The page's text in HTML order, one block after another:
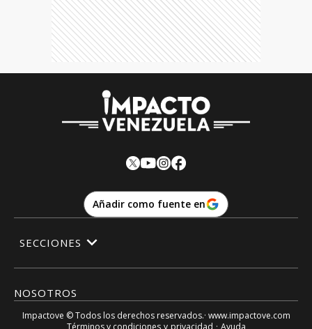
Añadir como fuente en
NOSOTROS
SECCIONES
Impactove © Todos los derechos reservados.· www.impactove.com
Términos y condiciones y privacidad · Ayuda